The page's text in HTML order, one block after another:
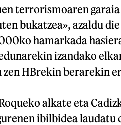
terrorismoaren
bukatzea», azaldu
hamarkada
izandako
HBrekin berarekin
alkate eta
ibilbidea laudatu